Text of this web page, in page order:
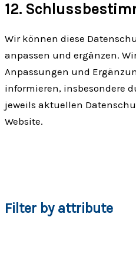
Filter by attribute
12.
Wir können diese
anpassen und ergänzen.
Anpassungen und
informieren, insbesondere
jeweils aktuellen
Website.